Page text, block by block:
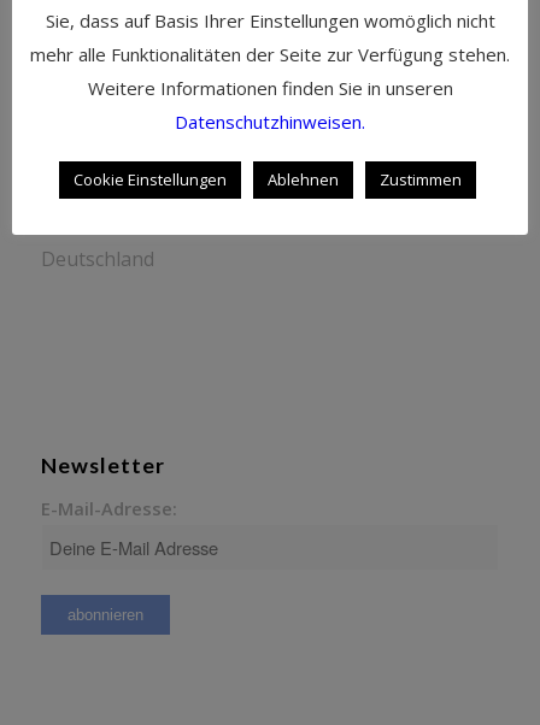
Martin Cambeis
Tel: +49 89 35 85 37 23
Mobil: +49 172 807 42 52
Tannenstr. 10,
82178 Puchheim
Deutschland
Newsletter
E-Mail-Adresse:
Sie, dass auf Basis Ihrer Einstellungen womöglich nicht
mehr alle Funktionalitäten der Seite zur Verfügung stehen.
Weitere Informationen finden Sie in unseren
Datenschutzhinweisen.
Cookie Einstellungen Ablehnen Zustimmen